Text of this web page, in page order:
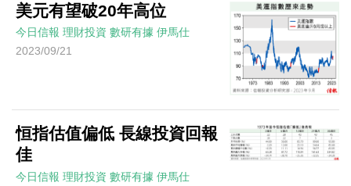
美元有望破20年高位
今日信報 理財投資 數研有據 伊馬仕
2023/09/21
恒指估值偏低 長線投資回報
佳
今日信報 理財投資 數研有據 伊馬仕